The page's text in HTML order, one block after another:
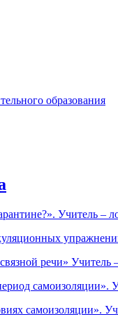
образования
Учитель –
речи»
самоизоляции».